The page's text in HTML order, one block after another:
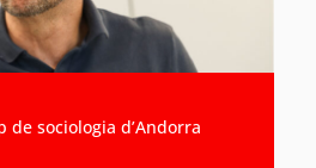
sociologia d’Andorra